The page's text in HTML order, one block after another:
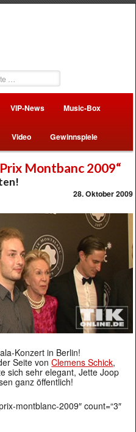
VIP-News Music-Box
Video Gewinnspiele
Montbanc 2009“
28. Oktober 2009
Konzert in Berlin!
Seite vonClemens Schick,
sich sehr elegant, Jette Joop
ganz öffentlich!
montblanc-2009″ count=“3″